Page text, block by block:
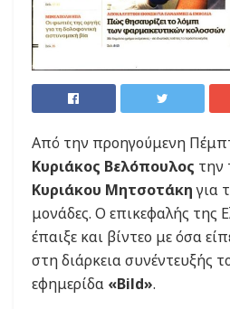
Από την προηγούμενη
Κυριάκος Βελόπουλος την
Κυριάκου Μητσοτάκηγια
μονάδες. Ο επικεφαλής της
έπαιξε και βίντεο με όσα
στη διάρκεια συνέντευξής
εφημερίδα «Bild».